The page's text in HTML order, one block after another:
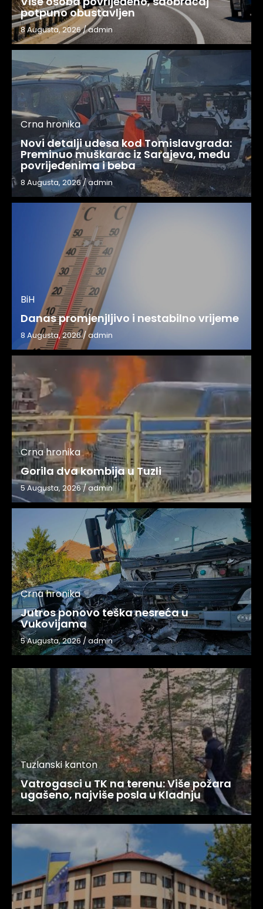
potpuno obustavljen
8 Augusta, 2026/admin
Crna hronika
Novi detalji udesa kod Tomislavgrada:
Preminuo muškarac iz Sarajeva, među
povrijeđenima i beba
8 Augusta, 2026/admin
BiH
Danas promjenjljivo i nestabilno vrijeme
8 Augusta, 2026/admin
Crna hronika
Gorila dva kombija u Tuzli
5 Augusta, 2026/admin
Crna hronika
Jutros ponovo teška nesreća u
Vukovijama
5 Augusta, 2026/admin
Tuzlanski kanton
Vatrogasci u TK na terenu: Više požara
ugašeno, najviše posla u Kladnju